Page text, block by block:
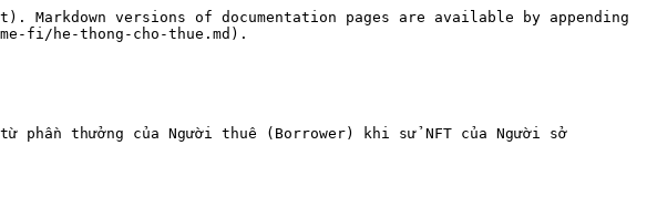
versions of documentation pages are available by appending
fi/he-thong-cho-thue.md).
từ phần thưởng của Người thuê (Borrower) khi sử NFT của Người sở